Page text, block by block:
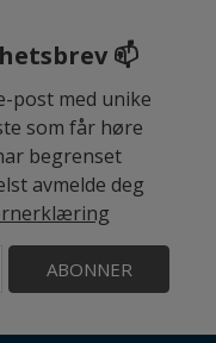
📫
post med unike
som får høre
begrenset
avmelde deg
ABONNER